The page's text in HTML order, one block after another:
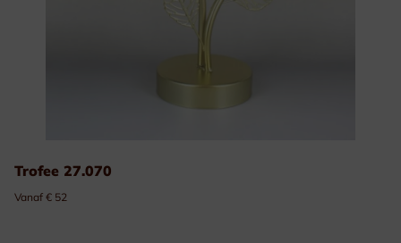
Trofee 27.070
Vanaf € 52